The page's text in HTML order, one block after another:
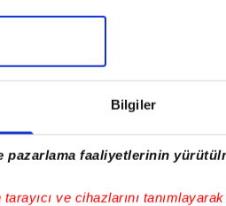
Bilgiler
faaliyetlerinin
ve cihazlarını tanımlayarak
oynamak istiyor. Larin'in
müddetçe ve diğerleri
Mustafa mı oynar,
rekabette kim öne çıkarsa o
ifadelerini kullandı.